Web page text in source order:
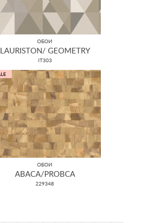
ОБОИ
LAURISTON/ GEOMETRY
IT303
ОБОИ
ABACA/PROBCA
229348